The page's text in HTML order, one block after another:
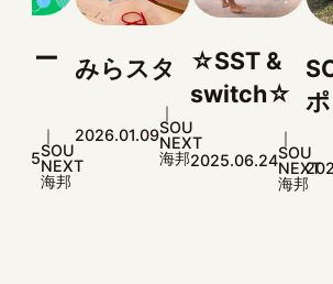
みらスタ
2026.01.09SOU
NEXT
☆SST &
switch☆
2025.06.24SOU
NEXT
SOUス
ポーツ
2026.01.15